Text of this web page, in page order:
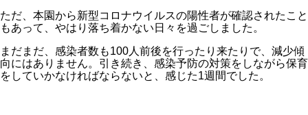
ただ、本園から新型コロナウイルスの陽性者が確認されたこと
もあって、やはり落ち着かない日々を過ごしました。
まだまだ、感染者数も100人前後を行ったり来たりで、減少傾
向にはありません。引き続き、感染予防の対策をしながら保育
をしていかなければならないと、感じた1週間でした。